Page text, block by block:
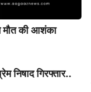
मौत की आशंका
निषाद गिरफ्तार..